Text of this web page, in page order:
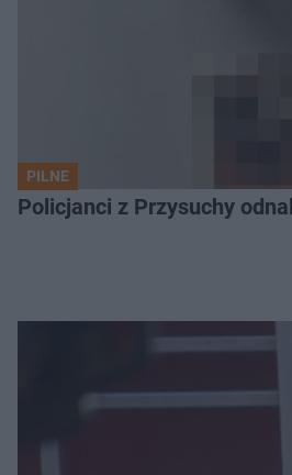
PILNE
Policjanci z Przysuchy